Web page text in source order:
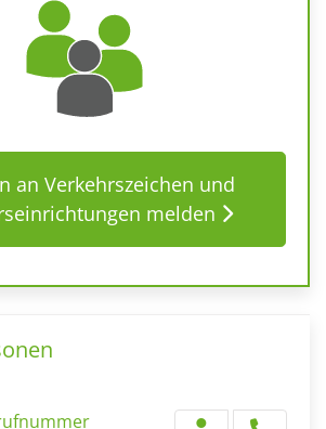
an Verkehrszeichen und
melden